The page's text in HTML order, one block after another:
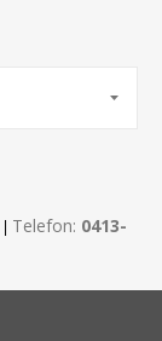
Telefon: 0413-